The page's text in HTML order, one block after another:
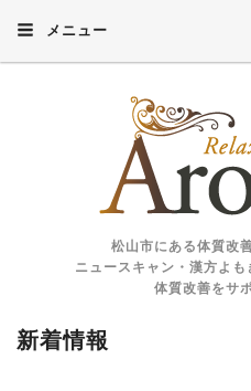
メニュー
松山市にある体質改
ニュースキャン・漢方よ
体質改善をサ
新着情報